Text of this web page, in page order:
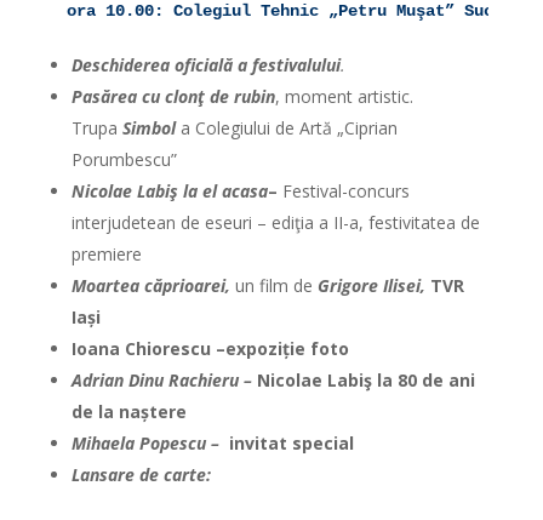
ora 10.00: Colegiul Tehnic „Petru Muşat” Suceava:
Deschiderea oficială a festivalului.
Pasărea cu clonţ de rubin, moment artistic.
Trupa Simbol a Colegiului de Artă „Ciprian
Porumbescu”
Nicolae Labiş la el acasa– Festival-concurs
interjudetean de eseuri – ediţia a II-a, festivitatea de
premiere
Moartea căprioarei, un film de Grigore Ilisei, TVR
Iași
Ioana Chiorescu –expoziție foto
Adrian Dinu Rachieru – Nicolae Labiş la 80 de ani
de la naștere
Mihaela Popescu – invitat special
Lansare de carte: